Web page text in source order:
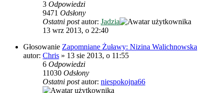
3 Odpowiedzi
9471 Odsłony
Ostatni postautor: Jadzia
13 wrz 2013, o 22:40
Głosowanie Zapomniane Żuławy: Nizina Walichnowska
autor: Chris » 13 sie 2013, o 11:55
6 Odpowiedzi
11030 Odsłony
Ostatni postautor: niespokojna66